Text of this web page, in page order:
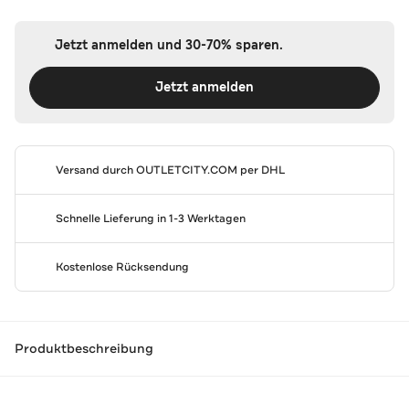
Jetzt anmelden und 30-70% sparen.
Jetzt anmelden
Versand durchOUTLETCITY.COM per DHL
Schnelle Lieferung in 1-3 Werktagen
Kostenlose Rücksendung
Produktbeschreibung